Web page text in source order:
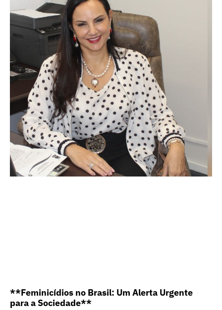
**Feminicídios no Brasil: Um Alerta Urgente
para a Sociedade**